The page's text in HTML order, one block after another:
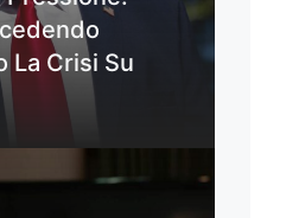
La Crisi Su